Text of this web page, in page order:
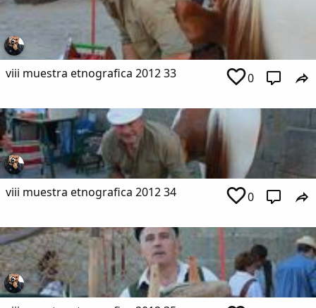
viii muestra etnografica 2012 33 0
viii muestra etnografica 2012 34 0
Comparte
Compartir en Facebook
Compartir en Twitter